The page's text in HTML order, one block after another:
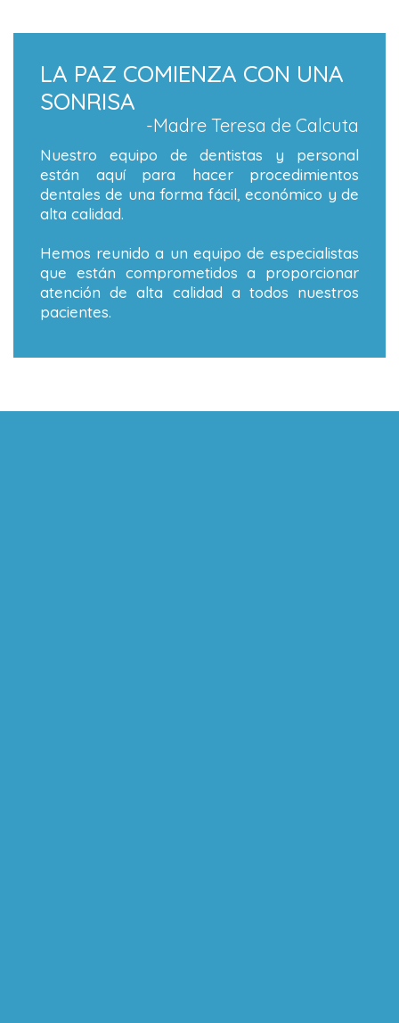
LA PAZ COMIENZA CON UNA
SONRISA
-Madre Teresa de Calcuta
Nuestro equipo de dentistas y personal
están aquí para hacer procedimientos
dentales de una forma fácil, económico y de
alta calidad.
Hemos reunido a un equipo de especialistas
que están comprometidos a proporcionar
atención de alta calidad a todos nuestros
pacientes.